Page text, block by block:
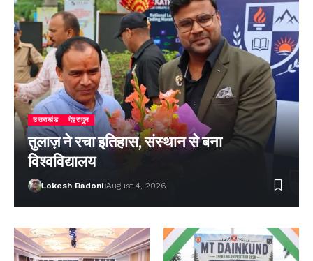
उत्तराखंड देहरादून
तुलाज़ ने रचा इतिहास, संस्थान से बना
विश्वविद्यालय
Lokesh Badoni August 4, 2026